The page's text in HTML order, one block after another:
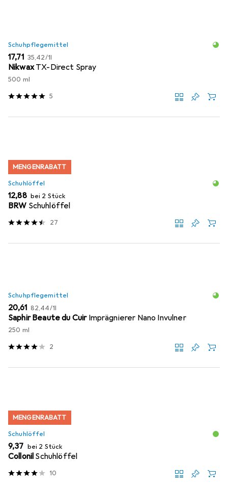
Schuhpflegemittel
EUR
17,71 EUR
35,42/1l
Nikwax TX-Direct Spray
500 ml
5
MENGENRABATT
Schuhlöffel
EUR
12,88 bei 2 Stück
BRW Schuhlöffel
27
Schuhpflegemittel
EUR
20,61 EUR
82,44/1l
Saphir Beaute du Cuir Imprägnierer Nano Invulner
250 ml
2
MENGENRABATT
Schuhlöffel
EUR
9,37 bei 2 Stück
Collonil Schuhlöffel
10